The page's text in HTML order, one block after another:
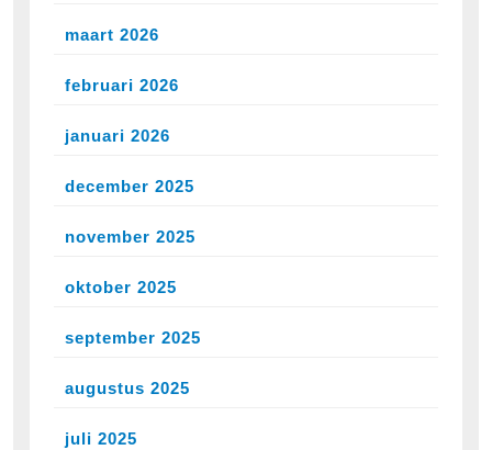
maart 2026
februari 2026
januari 2026
december 2025
november 2025
oktober 2025
september 2025
augustus 2025
juli 2025